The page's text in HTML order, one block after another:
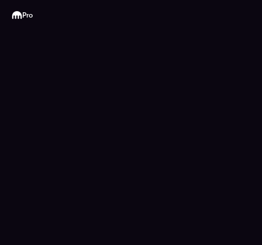
Kraken
Pro